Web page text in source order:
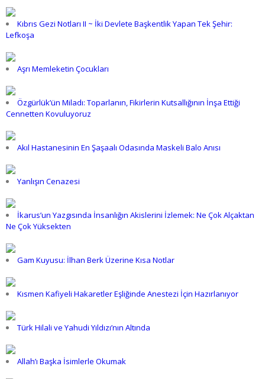
Kıbrıs Gezi Notları II ~ İki Devlete Başkentlik Yapan Tek Şehir:
Lefkoşa
Aşrı Memleketin Çocukları
Özgürlük’ün Miladı: Toparlanın, Fikirlerin Kutsallığının İnşa Ettiği
Cennetten Kovuluyoruz
Akıl Hastanesinin En Şaşaalı Odasında Maskeli Balo Anısı
Yanlışın Cenazesi
İkarus’un Yazgısında İnsanlığın Akislerini İzlemek: Ne Çok Alçaktan
Ne Çok Yüksekten
Gam Kuyusu: İlhan Berk Üzerine Kısa Notlar
Kısmen Kafiyeli Hakaretler Eşliğinde Anestezi İçin Hazırlanıyor
Türk Hilali ve Yahudi Yıldızı’nın Altında
Allah’ı Başka İsimlerle Okumak